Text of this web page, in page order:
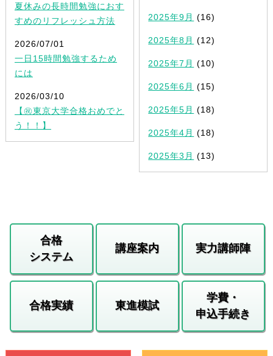
夏休みの長時間勉強におす
すめのリフレッシュ方法
2026/07/01
一日15時間勉強するため
には
2026/03/10
【㊗東京大学合格おめでと
う！！】
2025年9月 (16)
2025年8月 (12)
2025年7月 (10)
2025年6月 (15)
2025年5月 (18)
2025年4月 (18)
2025年3月 (13)
合格
システム
講座案内 実力講師陣
合格実績 東進模試
学費・
申込手続き